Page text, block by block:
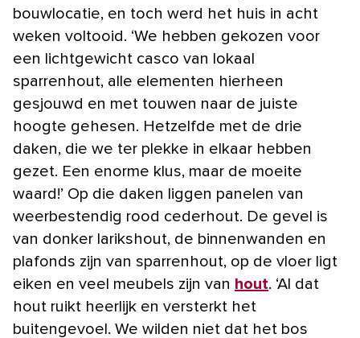
bouwlocatie, en toch werd het huis in acht
weken voltooid. ‘We hebben gekozen voor
een lichtgewicht casco van lokaal
sparrenhout, alle elementen hierheen
gesjouwd en met touwen naar de juiste
hoogte gehesen. Hetzelfde met de drie
daken, die we ter plekke in elkaar hebben
gezet. Een enorme klus, maar de moeite
waard!’ Op die daken liggen panelen van
weerbestendig rood cederhout. De gevel is
van donker larikshout, de binnenwanden en
plafonds zijn van sparrenhout, op de vloer ligt
eiken en veel meubels zijn van hout. ‘Al dat
hout ruikt heerlijk en versterkt het
buitengevoel. We wilden niet dat het bos